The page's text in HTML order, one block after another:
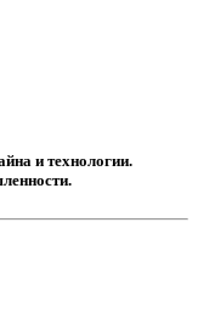
и технологии.